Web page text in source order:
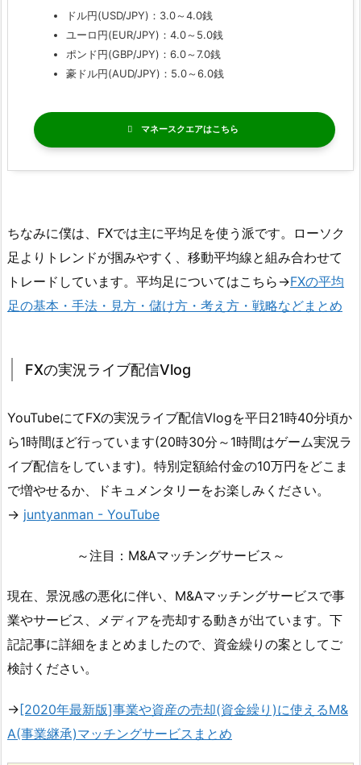
ドル円(USD/JPY)：3.0～4.0銭
ユーロ円(EUR/JPY)：4.0～5.0銭
ポンド円(GBP/JPY)：6.0～7.0銭
豪ドル円(AUD/JPY)：5.0～6.0銭
マネースクエア
ちなみに僕は、FXでは主に平均足を使う派です。ローソク
足よりトレンドが掴みやすく、移動平均線と組み合わせて
トレードしています。平均足についてはこちら→FXの平均
足の基本・手法・見方・儲け方・考え方・戦略などまとめ
FXの実況ライブ配信Vlog
YouTubeにてFXの実況ライブ配信Vlogを平日21時40分頃か
ら1時間ほど行っています(20時30分～1時間はゲーム実況ラ
イブ配信をしています)。特別定額給付金の10万円をどこま
で増やせるか、ドキュメンタリーをお楽しみください。
→ juntyanman - YouTube
～注目：M&Aマッチングサービス～
現在、景況感の悪化に伴い、M&Aマッチングサービスで事
業やサービス、メディアを売却する動きが出ています。下
記記事に詳細をまとめましたので、資金繰りの案としてご
検討ください。
→ [2020年最新版]事業や資産の売却(資金繰り)に使えるM&
A(事業継承)マッチングサービスまとめ